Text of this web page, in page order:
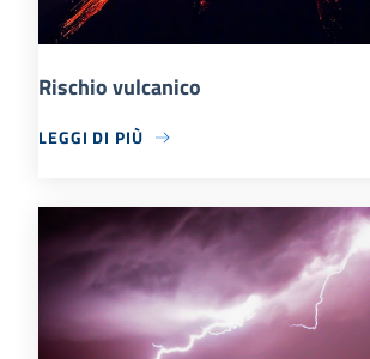
Rischio vulcanico
LEGGI DI PIÙ